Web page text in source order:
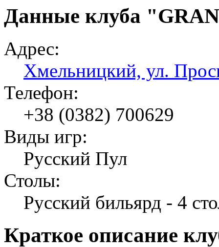
Данные клуба
Адрес:
Хмельницкий, ул.
Телефон:
+38 (0382) 700629
Виды игр:
Русский Пул
Столы:
Русский бильярд - 4
Краткое описание